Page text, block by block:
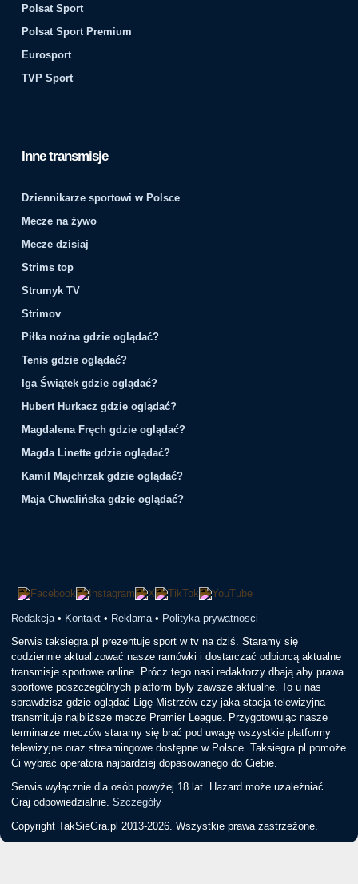
Polsat Sport
Polsat Sport Premium
Eurosport
TVP Sport
Inne transmisje
Dziennikarze sportowi w Polsce
Mecze na żywo
Mecze dzisiaj
Strims top
Strumyk TV
Strimov
Piłka nożna gdzie oglądać?
Tenis gdzie oglądać?
Iga Świątek gdzie oglądać?
Hubert Hurkacz gdzie oglądać?
Magdalena Fręch gdzie oglądać?
Magda Linette gdzie oglądać?
Kamil Majchrzak gdzie oglądać?
Maja Chwalińska gdzie oglądać?
Redakcja • Kontakt • Reklama • Polityka prywatnosci
Serwis taksiegra.pl prezentuje sport w tv na dziś. Staramy się
codziennie aktualizować nasze ramówki i dostarczać odbiorcą aktualne
transmisje sportowe online. Prócz tego nasi redaktorzy dbają aby prawa
sportowe poszczególnych platform były zawsze aktualne. To u nas
sprawdzisz gdzie oglądać Ligę Mistrzów czy jaka stacja telewizyjna
transmituje najbliższe mecze Premier League. Przygotowując nasze
terminarze meczów staramy się brać pod uwagę wszystkie platformy
telewizyjne oraz streamingowe dostępne w Polsce. Taksiegra.pl pomoże
Ci wybrać operatora najbardziej dopasowanego do Ciebie.
Serwis wyłącznie dla osób powyżej 18 lat. Hazard może uzależniać.
Graj odpowiedzialnie.Szczegóły
Copyright TakSieGra.pl 2013-2026. Wszystkie prawa zastrzeżone.